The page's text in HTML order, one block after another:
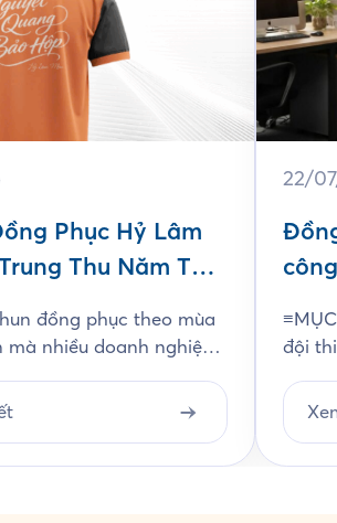
Phục Hỷ Lâm
Thu Năm Thứ
đồng phục theo mùa
mà nhiều doanh nghiệp
vậy. Cứ đến hẹn lại
mùa bánh Trung Thu
22/
đội
thiết
chi